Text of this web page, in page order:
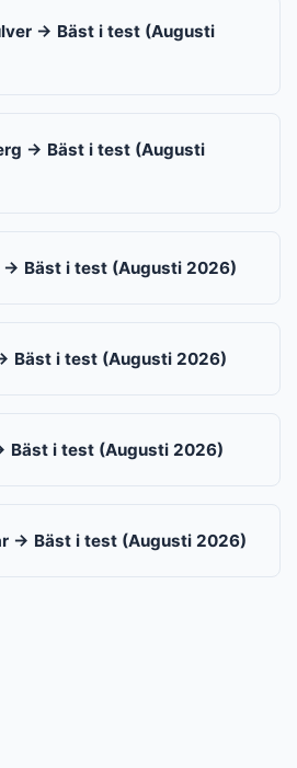
→ Bäst i test (Augusti
→ Bäst i test (Augusti
→ Bäst i test (Augusti 2026)
Bäst i test (Augusti 2026)
Bäst i test (Augusti 2026)
→ Bäst i test (Augusti 2026)